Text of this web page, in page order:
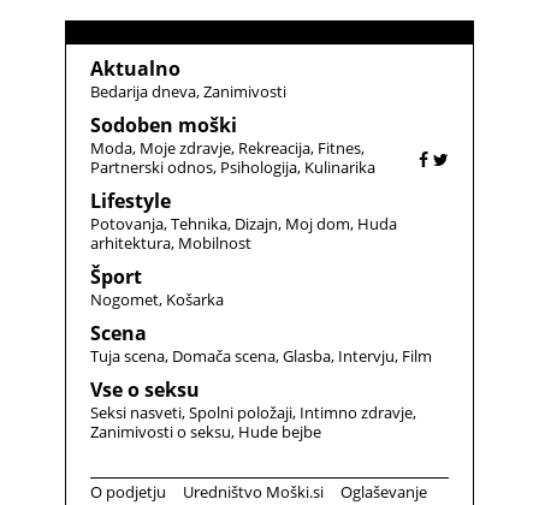
Aktualno
Bedarija dneva Zanimivosti
Sodoben moški
Moda Moje zdravje Rekreacija Fitnes
Partnerski odnos Psihologija Kulinarika
Lifestyle
Potovanja Tehnika Dizajn Moj dom Huda
arhitektura Mobilnost
Šport
Nogomet Košarka
Scena
Tuja scena Domača scena Glasba Intervju Film
Vse o seksu
Seksi nasveti Spolni položaji Intimno zdravje
Zanimivosti o seksu Hude bejbe
O podjetju Uredništvo Moški.si Oglaševanje